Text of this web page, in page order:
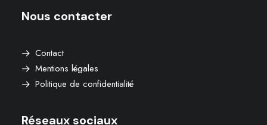
Nous contacter
Contact
Mentions légales
Politique de confidentialité
Réseaux sociaux